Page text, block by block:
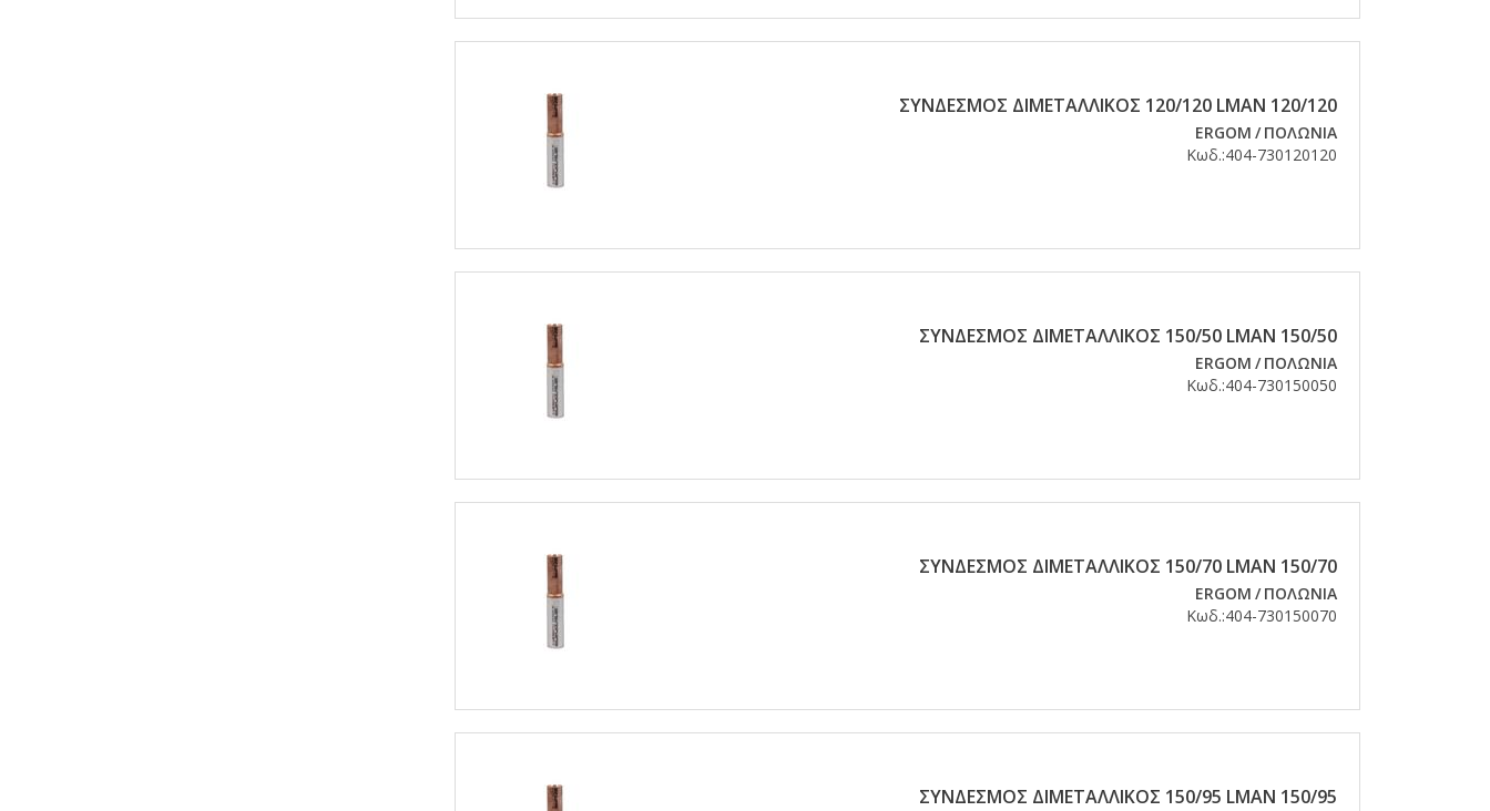
ΣΥΝΔΕΣΜΟΣ ΔΙΜΕΤΑΛΛΙΚΟΣ 120/120 LMAN 120/120
ERGOM / ΠΟΛΩΝΙΑ
Κωδ.:404-730120120
ΣΥΝΔΕΣΜΟΣ ΔΙΜΕΤΑΛΛΙΚΟΣ 150/50 LMAN 150/50
ERGOM / ΠΟΛΩΝΙΑ
Κωδ.:404-730150050
ΣΥΝΔΕΣΜΟΣ ΔΙΜΕΤΑΛΛΙΚΟΣ 150/70 LMAN 150/70
ERGOM / ΠΟΛΩΝΙΑ
Κωδ.:404-730150070
ΣΥΝΔΕΣΜΟΣ ΔΙΜΕΤΑΛΛΙΚΟΣ 150/95 LMAN 150/95